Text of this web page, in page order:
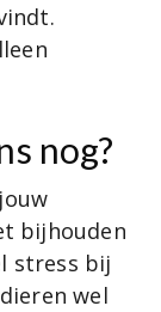
nog?
bijhouden
stress bij
wel